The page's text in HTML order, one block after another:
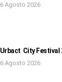
6 Agosto 2026
Urbact City Festival
6 Agosto 2026